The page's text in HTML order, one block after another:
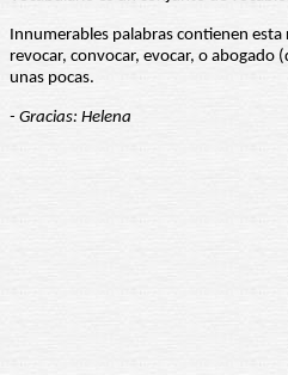
Innumerables palabras contienen
revocar, convocar, evocar, o abogado
unas pocas.
- Gracias: Helena